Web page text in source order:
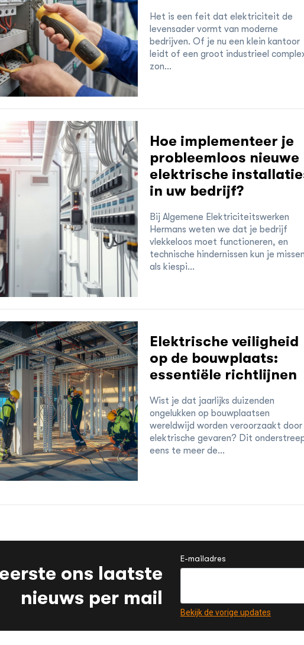
Het is een feit dat elektriciteit de
levensader vormt van moderne
bedrijven. Of je nu een klein kantoor
leidt of een groot industrieel
zon...
Hoe implementeer je
probleemloos nieuwe
elektrische
in uw bedrijf?
Bij Algemene Elektriciteitswerken
Hermans weten we dat je bedrijf
vlekkeloos moet functioneren, en
technische hindernissen kun je
als kiespi...
Elektrische veiligheid
op de bouwplaats:
essentiële richtlijnen
Wist je dat jaarlijks duizenden
ongelukken op bouwplaatsen
wereldwijd worden veroorzaakt door
elektrische gevaren? Dit
eens te meer de...
ons laatste
nieuws per mail
E-mailadres
Bekijk de vorige updates